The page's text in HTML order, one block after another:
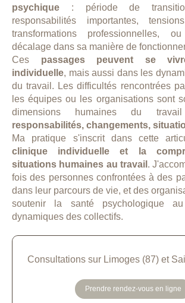
psychique : période de
responsabilités importantes,
transformations professionnelles,
décalage dans sa manière de
Ces passages peuvent se
individuelle, mais aussi dans les
du travail. Les difficultés rencontrées
les équipes ou les organisations sont
dimensions humaines du
responsabilités, changements,
Ma pratique s'inscrit dans cette
clinique individuelle et la
situations humaines au travail .
fois des personnes confrontées à des
dans leur parcours de vie, et des
soutenir la santé psychologique
dynamiques des collectifs.
Consultations sur Limoges (87) et
Prendre rendez-vous en ligne